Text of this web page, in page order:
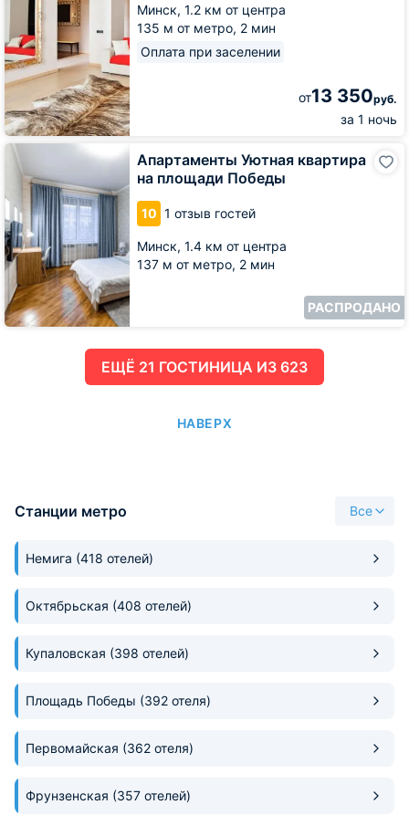
Минск, 1.2 км от центра
135 м от метро, 2 мин
Оплата при заселении
от13 350руб.
за 1 ночь
Апартаменты Уютная квартира
на площади Победы
10 1 отзыв гостей
Минск, 1.4 км от центра
137 м от метро, 2 мин
РАСПРОДАНО
Апартаменты
Уютная
квартира
на
площади
Победы
ЕЩË 21 ГОСТИНИЦА ИЗ 623
НАВЕРХ
Станции метро Все
Немига (418 отелей)
Октябрьская (408 отелей)
Купаловская (398 отелей)
Площадь Победы (392 отеля)
Первомайская (362 отеля)
Фрунзенская (357 отелей)